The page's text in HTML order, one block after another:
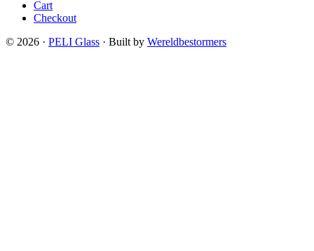
Cart
Checkout
© 2026 · PELI Glass · Built by Wereldbestormers